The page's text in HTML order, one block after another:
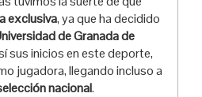
exclusiva, ya que ha decidido
de Granada de
sus inicios en este deporte,
jugadora, llegando incluso a
nacional.